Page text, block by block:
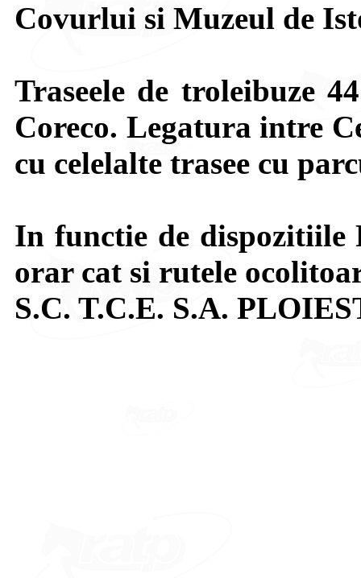
Covurlui si Muzeul de
Traseele de troleibuze
Coreco. Legatura intre
cu celelalte trasee cu
In functie de
orar cat si rutele
S.C. T.C.E. S.A.